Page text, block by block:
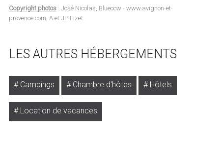
Copyright photos: José Nicolas, Bluecow - www.avignon-et-
provence.com, A et JP Fizet
LES AUTRES HÉBERGEMENTS
Campings Chambre d'hôtes Hôtels
Location de vacances